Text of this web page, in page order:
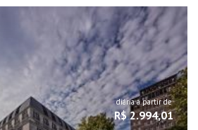
diária a partir de
R$ 2.994,01